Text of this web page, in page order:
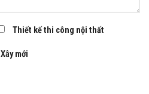
Thiết kế thi công nội thất
Xây mới